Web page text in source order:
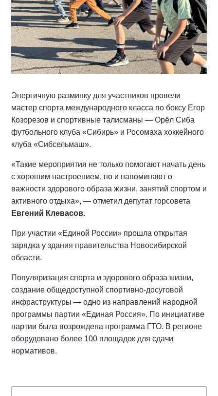
Энергичную разминку для участников провели
мастер спорта международного класса по боксу Егор
Козорезов и спортивные талисманы — Орёл Сиба
футбольного клуба «Сибирь» и Росомаха хоккейного
клуба «Сибсельмаш».
«Такие мероприятия не только помогают начать день
с хорошим настроением, но и напоминают о
важности здорового образа жизни, занятий спортом и
активного отдыха», — отметил депутат горсовета
Евгений Клевасов.
При участии «Единой России» прошла открытая
зарядка у здания правительства Новосибирской
области.
Популяризация спорта и здорового образа жизни,
создание общедоступной спортивно-досуговой
инфраструктуры — одно из направлений народной
программы партии «Единая Россия». По инициативе
партии была возрождена программа ГТО. В регионе
оборудовано более 100 площадок для сдачи
нормативов.